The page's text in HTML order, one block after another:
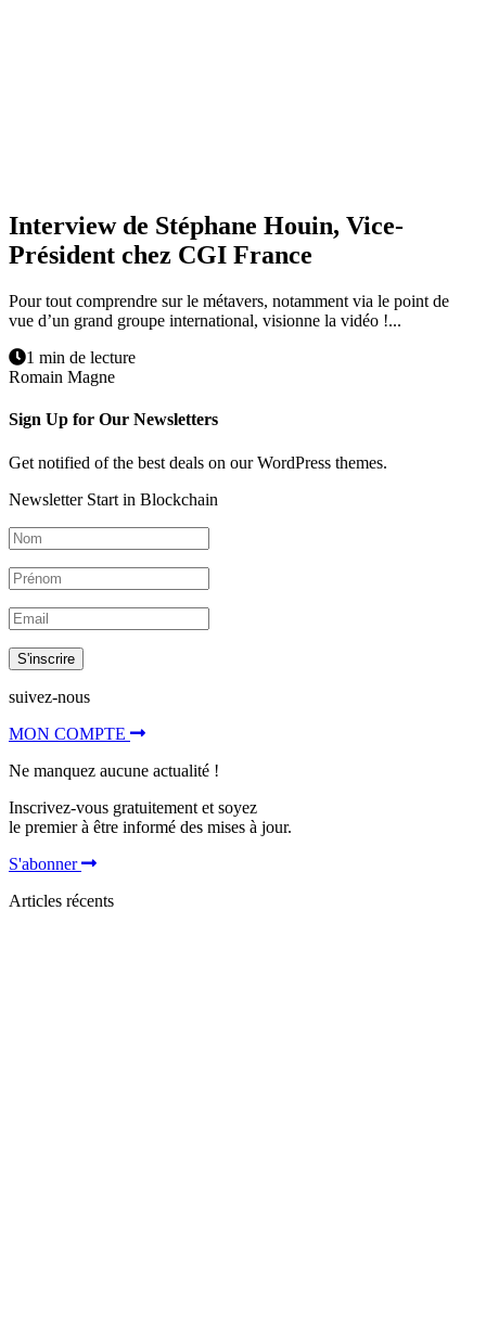
Interview de Stéphane Houin, Vice-
Président chez CGI France
Pour tout comprendre sur le métavers, notamment via le point de
vue d’un grand groupe international, visionne la vidéo !...
1 min de lecture
Romain Magne
Sign Up for Our Newsletters
Get notified of the best deals on our WordPress themes.
Newsletter Start in Blockchain
S'inscrire
suivez-nous
MON COMPTE
Ne manquez aucune actualité !
Inscrivez-vous gratuitement et soyez
le premier à être informé des mises à jour.
S'abonner
Articles récents